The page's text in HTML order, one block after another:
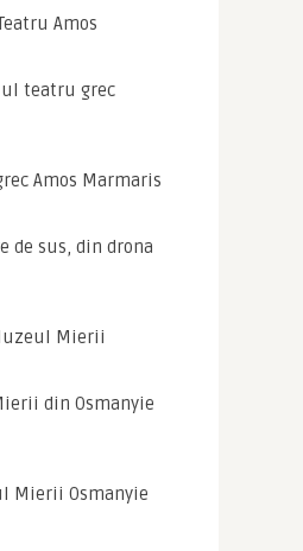
teatru grec
de sus, din drona
din Osmanyie